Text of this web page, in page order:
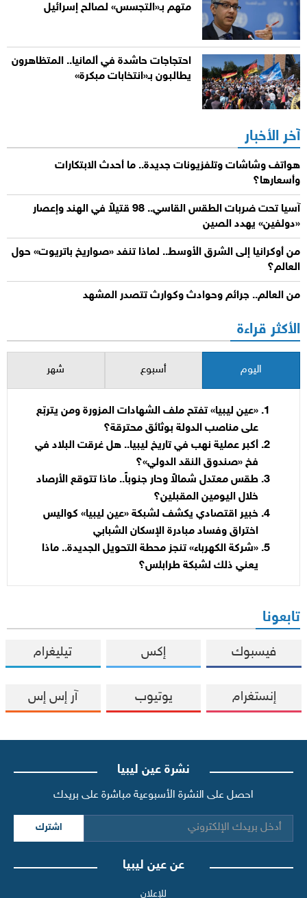
متهم بـ«التجسس» لصالح إسرائيل
احتجاجات حاشدة في ألمانيا.. المتظاهرون
يطالبون بـ«انتخابات مبكرة»
آخر الأخبار
هواتف وشاشات وتلفزيونات جديدة.. ما أحدث الابتكارات
وأسعارها؟
آسيا تحت ضربات الطقس القاسي.. 98 قتيلاً في الهند وإعصار
«دولفين» يهدد الصين
من أوكرانيا إلى الشرق الأوسط.. لماذا تنفد «صواريخ باتريوت» حول
العالم؟
من العالم.. جرائم وحوادث وكوارث تتصدر المشهد
الأكثر قراءة
اليوم أسبوع شهر
«عين ليبيا» تفتح ملف الشهادات المزورة ومن يتربّع
على مناصب الدولة بوثائق محترقة؟
أكبر عملية نهب في تاريخ ليبيا.. هل غرقت البلاد في
فخ «صندوق النقد الدولي»؟
طقس معتدل شمالاً وحار جنوباً.. ماذا تتوقع الأرصاد
خلال اليومين المقبلين؟
خبير اقتصادي يكشف لشبكة «عين ليبيا» كواليس
اختراق وفساد مبادرة الإسكان الشبابي
«شركة الكهرباء» تنجز محطة التحويل الجديدة.. ماذا
يعني ذلك لشبكة طرابلس؟
تابعونا
فيسبوك إكس تيليغرام
إنستغرام يوتيوب آر إس إس
نشرة عين ليبيا
احصل على النشرة الأسبوعية مباشرة على بريدك
اشترك
عن عين ليبيا
للإعلان